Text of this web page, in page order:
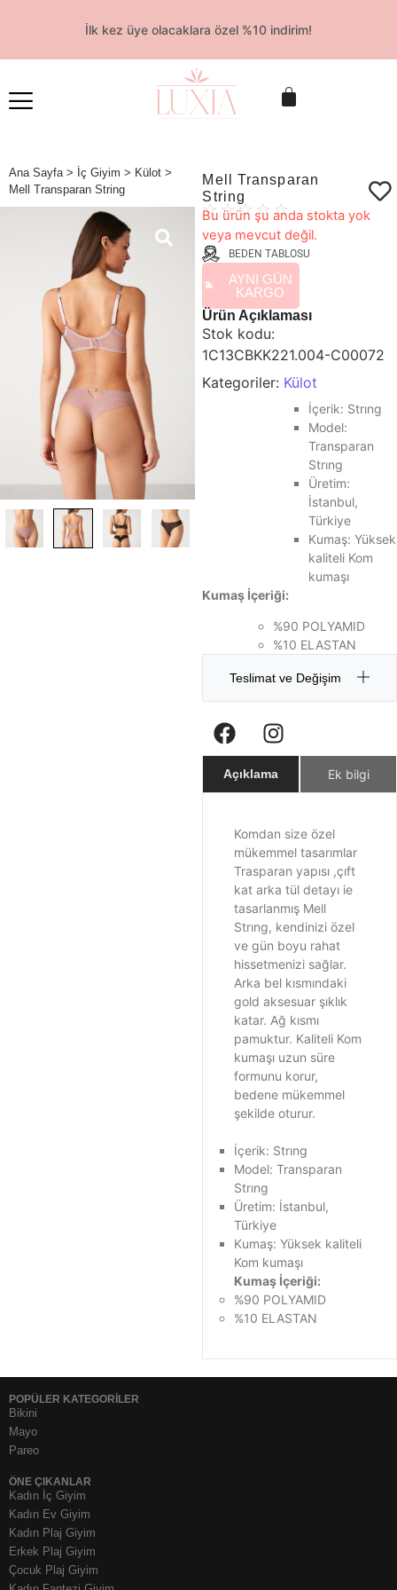
İlk kez üye olacaklara özel %10 indirim!
Ana Sayfa > İç Giyim > Külot >
Mell Transparan String
Mell Transparan
String
☆☆☆ ☆ ☆
Bu ürün şu anda stokta yok
veya mevcut değil.
BEDEN TABLOSU
AYNI GÜN
KARGO
Ürün Açıklaması
Stok kodu:
1C13CBKK221.004-C00072
Kategoriler: Külot
İçerik: Strıng
Model:
Transparan
Strıng
Üretim:
İstanbul,
Türkiye
Kumaş: Yüksek
kaliteli Kom
kumaşı
Kumaş İçeriği:
%90 POLYAMID
%10 ELASTAN
Teslimat ve Değişim
Açıklama Ek bilgi
Komdan size özel
mükemmel tasarımlar
Trasparan yapısı ,çıft
kat arka tül detayı ie
tasarlanmış Mell
Strıng, kendinizi özel
ve gün boyu rahat
hissetmenizi sağlar.
Arka bel kısmındaki
gold aksesuar şıklık
katar. Ağ kısmı
pamuktur. Kaliteli Kom
kumaşı uzun süre
formunu korur,
bedene mükemmel
şekilde oturur.
İçerik: Strıng
Model: Transparan
Strıng
Üretim: İstanbul,
Türkiye
Kumaş: Yüksek kaliteli
Kom kumaşı
Kumaş İçeriği:
%90 POLYAMID
%10 ELASTAN
POPÜLER KATEGORİLER
Bikini
Mayo
Pareo
ÖNE ÇIKANLAR
Kadın İç Giyim
Kadın Ev Giyim
Kadın Plaj Giyim
Erkek Plaj Giyim
Çocuk Plaj Giyim